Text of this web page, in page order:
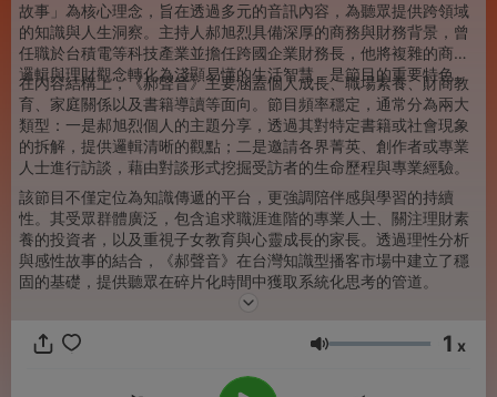
故事」為核心理念，旨在透過多元的音訊內容，為聽眾提供跨領域
的知識與人生洞察。主持人郝旭烈具備深厚的商務與財務背景，曾
任職於台積電等科技產業並擔任跨國企業財務長，他將複雜的商業
邏輯與理財觀念轉化為淺顯易懂的生活智慧，是節目的重要特色。
在內容結構上，《郝聲音》主要涵蓋個人成長、職場素養、財商教
育、家庭關係以及書籍導讀等面向。節目頻率穩定，通常分為兩大
類型：一是郝旭烈個人的主題分享，透過其對特定書籍或社會現象
的拆解，提供邏輯清晰的觀點；二是邀請各界菁英、創作者或專業
人士進行訪談，藉由對談形式挖掘受訪者的生命歷程與專業經驗。
該節目不僅定位為知識傳遞的平台，更強調陪伴感與學習的持續
性。其受眾群體廣泛，包含追求職涯進階的專業人士、關注理財素
養的投資者，以及重視子女教育與心靈成長的家長。透過理性分析
與感性故事的結合，《郝聲音》在台灣知識型播客市場中建立了穩
固的基礎，提供聽眾在碎片化時間中獲取系統化思考的管道。
音量 1 x